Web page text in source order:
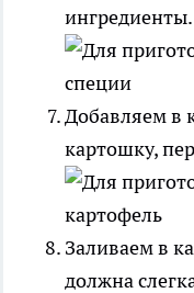
ингредиенты.
Добавляем в
картошку,
Заливаем в
должна